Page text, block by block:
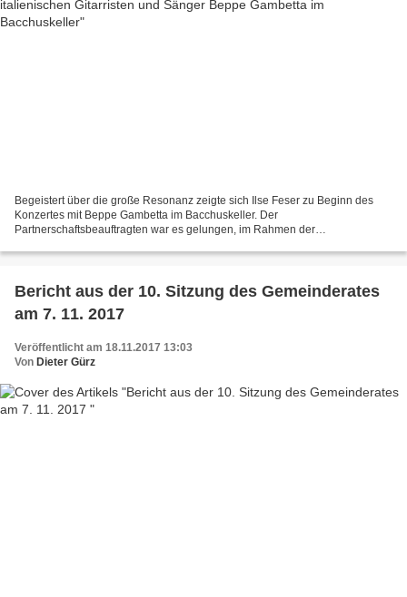
Begeistert über die große Resonanz zeigte sich Ilse Feser zu Beginn des
Konzertes mit Beppe Gambetta im Bacchuskeller. Der
Partnerschaftsbeauftragten war es gelungen, im Rahmen der
Bericht aus der 10. Sitzung des Gemeinderates
am 7. 11. 2017
Veröffentlicht am 18.11.2017 13:03
Von Dieter Gürz